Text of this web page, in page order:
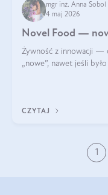
mgr inż. Anna Sobol
4 maj 2026
Novel Food —
Żywność z innowacji —
„nowe”, nawet jeśli
CZYTAJ
1